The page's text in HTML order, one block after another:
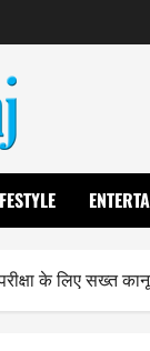
के लिए सख्त